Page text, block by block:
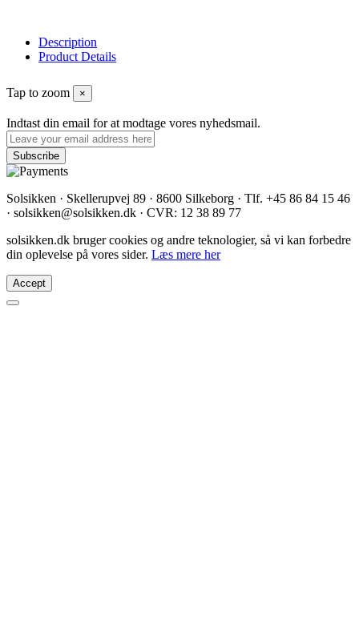
Description
Product Details
Tap to zoom ×
Indtast din email for at modtage vores nyhedsmail.
Solsikken · Skellerupvej 89 · 8600 Silkeborg · Tlf. +45 86 84 15 46
· solsikken@solsikken.dk · CVR: 12 38 89 77
solsikken.dk bruger cookies og andre teknologier, så vi kan forbedre
din oplevelse på vores sider. Læs mere her
Accept